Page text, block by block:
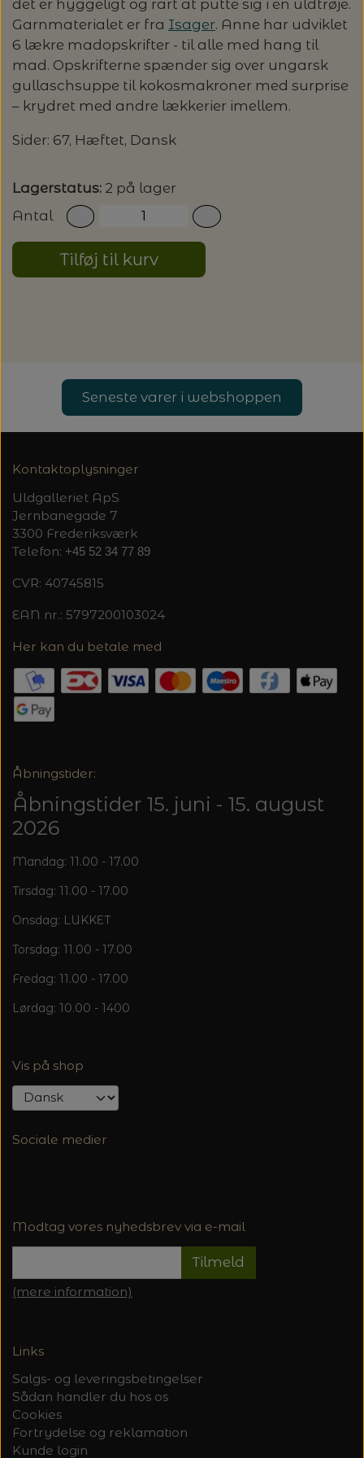
PASCUALI: NEPAL - SPAR 20%
PASCULI: SUAVE - SPAR 20%
POMP STITCH - BRODERI - SPAR 30-35%
SPAR 40% - GLERUPS STØVLER BØRN (STR.
19 - 23)
PERMIN: SPAR 30% PÅ ALLE
LANG YARNS
MONDIAL
PASCUALI
RAUMA GARN
LENE HOLME SAMSØE - LEKNIT
MY FAVOURITE THINGS KNITWEAR
PETITEKNIT
RAUMA
MASKESTOPPERE
MASKEWIRES
MÅLEBÅND / PINDEMÅLERE
OPSKRIFTHOLDER FRA KNITPRO -
MAGMA
SAKSE
TRYKLÅSE
det er hyggeligt og rart at putte sig i en uldtrøje.
Garnmaterialet er fra Isager. Anne har udviklet
6 lækre madopskrifter - til alle med hang til
mad. Opskrifterne spænder sig over ungarsk
gullaschsuppe til kokosmakroner med surprise
– krydret med andre lækkerier imellem.
Sider: 67, Hæftet, Dansk
Lagerstatus: 2 på lager
Antal
Tilføj til kurv
Seneste varer i webshoppen
Kontaktoplysninger
Uldgalleriet ApS
Jernbanegade 7
3300 Frederiksværk
Telefon: +45 52 34 77 89
CVR: 40745815
EAN nr.: 5797200103024
Her kan du betale med
Åbningstider:
Åbningstider 15. juni - 15. august
2026
Mandag: 11.00 - 17.00
Tirsdag: 11.00 - 17.00
Onsdag: LUKKET
Torsdag: 11.00 - 17.00
Fredag: 11.00 - 17.00
Lørdag: 10.00 - 1400
Vis på shop
Sociale medier
Modtag vores nyhedsbrev via e-mail
Tilmeld
(mere information)
Links
Salgs- og leveringsbetingelser
Sådan handler du hos os
Cookies
Fortrydelse og reklamation
Kunde login